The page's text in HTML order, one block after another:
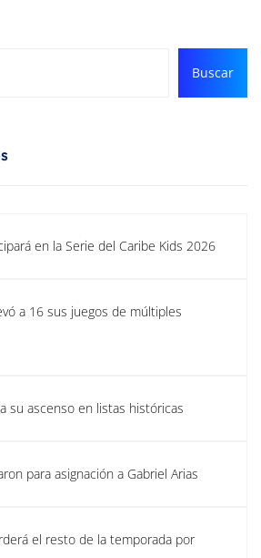
Buscar
en la Serie del Caribe Kids 2026
a 16 sus juegos de múltiples
su ascenso en listas históricas
para asignación a Gabriel Arias
el resto de la temporada por